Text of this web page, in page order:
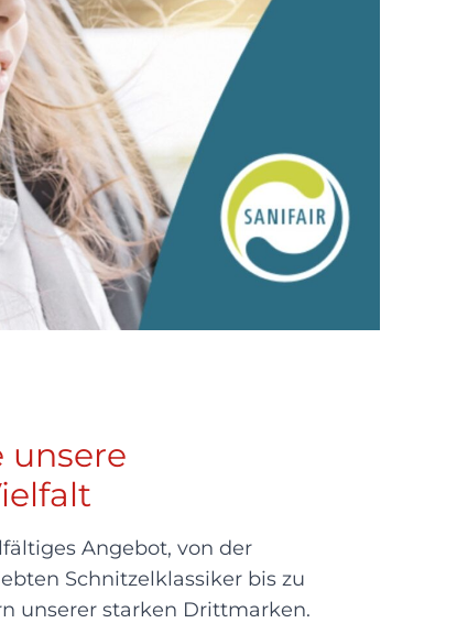
unsere
Angebot, von der
Schnitzelklassiker bis zu
unserer starken Drittmarken.